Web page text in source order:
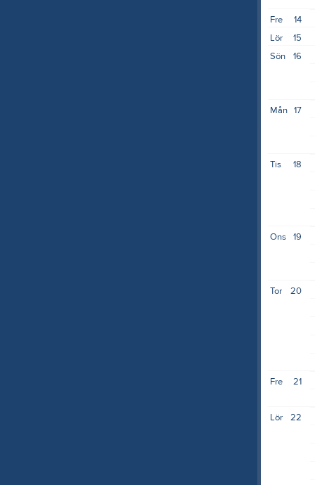
14
Fre
15
Lör
16
Sön
17
Mån
18
Tis
19
Ons
20
Tor
21
Fre
22
Lör